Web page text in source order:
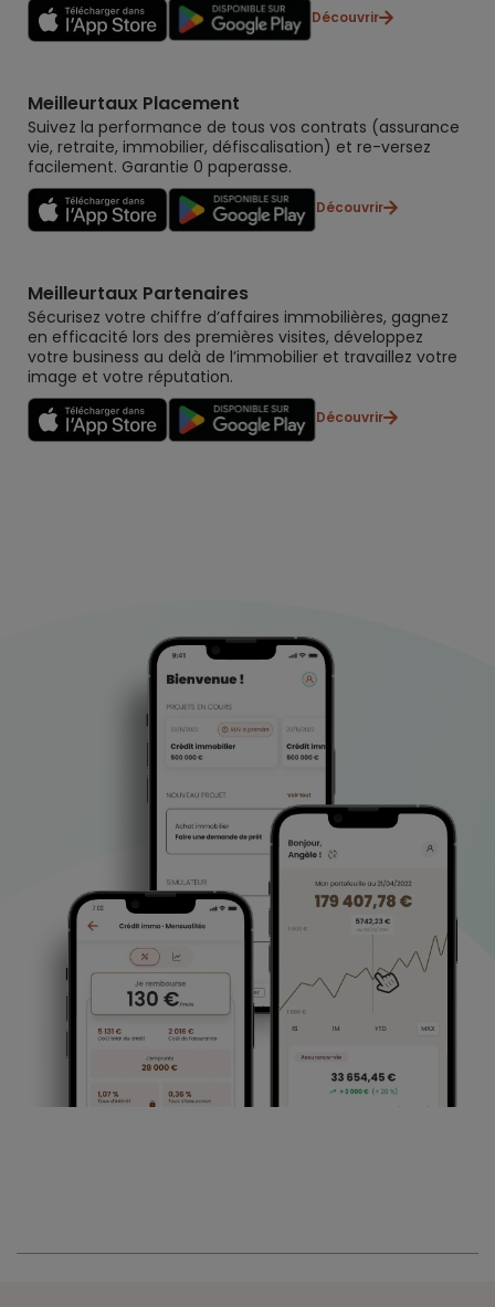
Découvrir
Meilleurtaux Placement
Suivez la performance de tous vos contrats (assurance
vie, retraite, immobilier, défiscalisation) et re-versez
facilement. Garantie 0 paperasse.
Découvrir
Meilleurtaux Partenaires
Sécurisez votre chiffre d’affaires immobilières, gagnez
en efficacité lors des premières visites, développez
votre business au delà de l’immobilier et travaillez votre
image et votre réputation.
Découvrir